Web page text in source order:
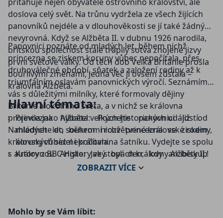
doslova celý svět. Na trůnu vydržela ze všech žijících
panovníků nejdéle a v dlouhověkosti se jí také žádný
nevyrovná. Když se Alžběta II. v dubnu 1926 narodila,
britskou společnost stále trápily sotva zhojené jizvy
první světové války. Od těch dob Velká Británie prošla
bouřlivými změnami, jedna věc jí ovšem zůstala –
královna Alžběta.
Panovnici poznáte od mladých let, během nichž
princezna se ziskem koruny vůbec nepočítala, přes
druhoválečné období, sňatek a založení rodiny až k
triumfálním oslavám panovnických výročí. Seznámíme
vás s důležitými milníky, které formovaly dějiny
Británie a okolního světa, a v nichž se královna
projevila jako hybatel velkých historických událostí.
Nahlédnete do soukromí rozvětvené královské rodiny,
královských sídel i královnina šatníku. Vydejte se spolu
s autory z BBC History ve stopách královny Alžběty II.!
Hlavní témata:
Princezna Alžběta: Poznejte panovnici již od
mladých let, během nichž princezna se ziskem
koruny vůbec nepočítala.
Královnou Anglie: Jaký byl den, kdy arcibiskup
Geoffrey Fisher vložil Alžbětě na hlavu korunu
harmonický pár.
ZOBRAZITVÍCE
Mohlo by se Vám líbit: